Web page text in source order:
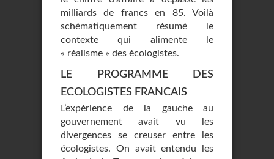
milliards de francs en 85. Voilà
schématiquement résumé le
contexte qui alimente le
« réalisme » des écologistes.
LE PROGRAMME DES
ECOLOGISTES FRANCAIS
L’expérience de la gauche au
gouvernement avait vu les
divergences se creuser entre les
écologistes. On avait entendu les